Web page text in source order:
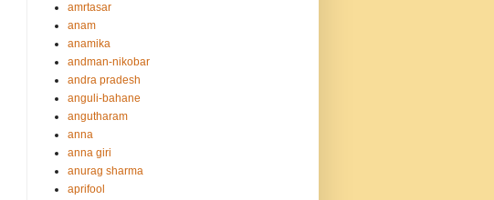
amrtasar
anam
anamika
andman-nikobar
andra pradesh
anguli-bahane
angutharam
anna
anna giri
anurag sharma
aprifool